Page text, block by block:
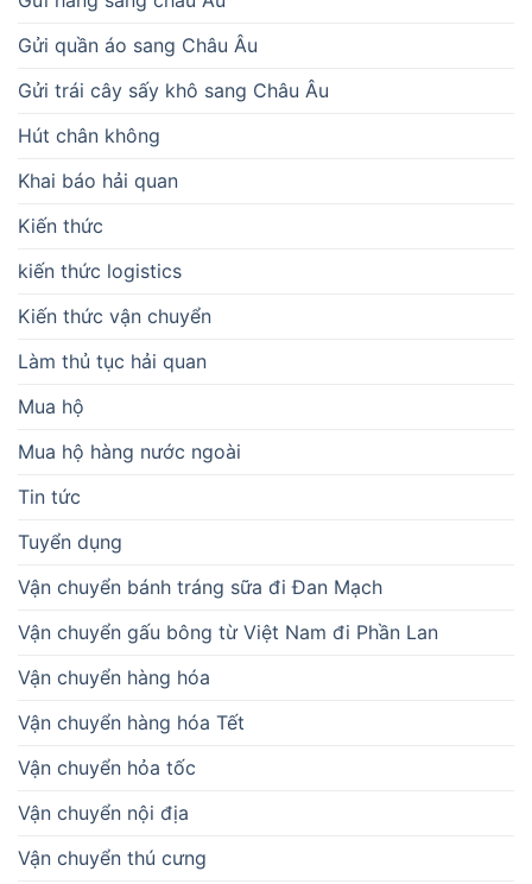
Gửi quần áo sang Châu Âu
Gửi trái cây sấy khô sang Châu Âu
Hút chân không
Khai báo hải quan
Kiến thức
kiến thức logistics
Kiến thức vận chuyển
Làm thủ tục hải quan
Mua hộ
Mua hộ hàng nước ngoài
Tin tức
Tuyển dụng
Vận chuyển bánh tráng sữa đi Đan Mạch
Vận chuyển gấu bông từ Việt Nam đi Phần Lan
Vận chuyển hàng hóa
Vận chuyển hàng hóa Tết
Vận chuyển hỏa tốc
Vận chuyển nội địa
Vận chuyển thú cưng